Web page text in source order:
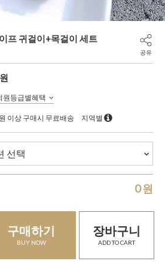
프 귀걸이+목걸이 세트
공유
원
원등급별혜택
이상 구매시 무료배송 지역별
0원
구매하기
BUY NOW
장바구니
ADD TO CART